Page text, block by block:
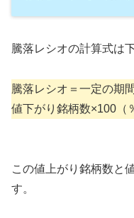
騰落レシオの計算式は
騰落レシオ＝一定の期
値下がり銘柄数×100（
この値上がり銘柄数と
す。